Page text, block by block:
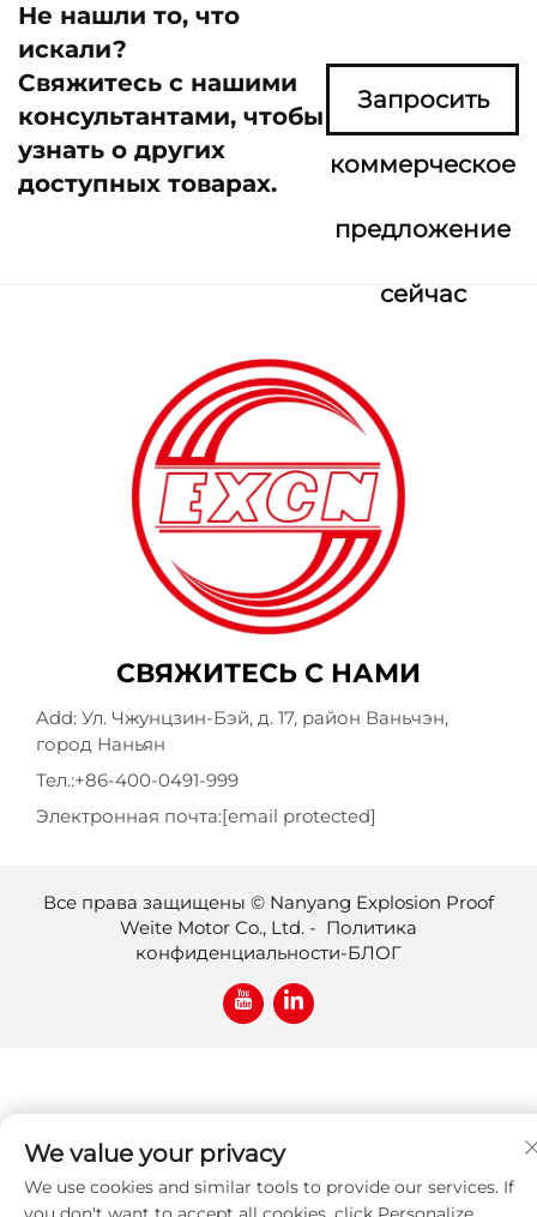
Не нашли то, что
искали?
Свяжитесь с нашими
консультантами, чтобы
узнать о других
доступных товарах.
Запросить
коммерческое
предложение
сейчас
СВЯЖИТЕСЬ С НАМИ
Add: Ул. Чжунцзин-Бэй, д. 17, район Ваньчэн,
город Наньян
Тел.:+86-400-0491-999
Электронная почта:[email protected]
Все права защищены © Nanyang Explosion Proof
Weite Motor Co., Ltd. - Политика
конфиденциальности-БЛОГ
We value your privacy
We use cookies and similar tools to provide our services. If